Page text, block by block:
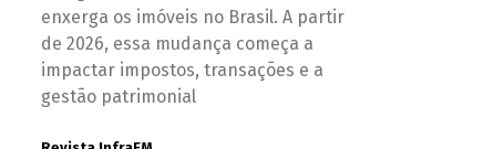
enxerga os imóveis no Brasil. A partir
de 2026, essa mudança começa a
impactar impostos, transações e a
gestão patrimonial